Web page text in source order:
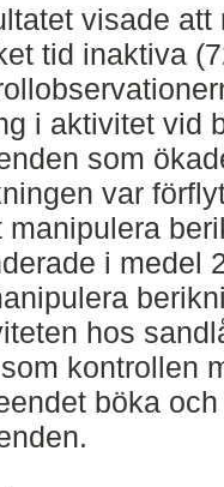
visade
tid inaktiva
i aktivitet vid
som
var
manipulera
i medel
hos
kontrollen
böka